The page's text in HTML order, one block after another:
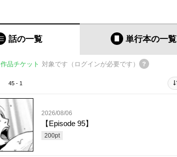
話の一覧 単行本の一覧
作品チケット 対象です（ログインが必要です）
45 - 1
2026/08/06
【Episode 95】
200pt